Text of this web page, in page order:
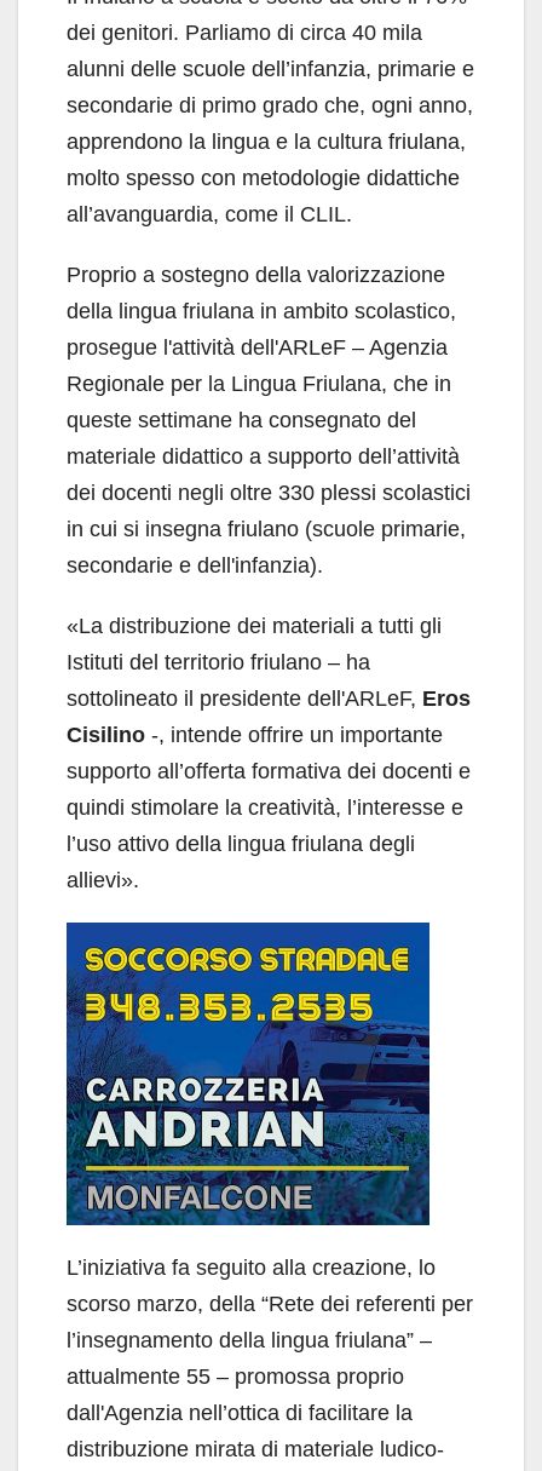
dei genitori. Parliamo di circa 40 mila
alunni delle scuole dell’infanzia, primarie e
secondarie di primo grado che, ogni anno,
apprendono la lingua e la cultura friulana,
molto spesso con metodologie didattiche
all’avanguardia, come il CLIL.
Proprio a sostegno della valorizzazione
della lingua friulana in ambito scolastico,
prosegue l'attività dell'ARLeF – Agenzia
Regionale per la Lingua Friulana, che in
queste settimane ha consegnato del
materiale didattico a supporto dell’attività
dei docenti negli oltre 330 plessi scolastici
in cui si insegna friulano (scuole primarie,
secondarie e dell'infanzia).
«La distribuzione dei materiali a tutti gli
Istituti del territorio friulano – ha
sottolineato il presidente dell'ARLeF, Eros
Cisilino -, intende offrire un importante
supporto all’offerta formativa dei docenti e
quindi stimolare la creatività, l’interesse e
l’uso attivo della lingua friulana degli
allievi».
L’iniziativa fa seguito alla creazione, lo
scorso marzo, della “Rete dei referenti per
l’insegnamento della lingua friulana” –
attualmente 55 – promossa proprio
dall'Agenzia nell’ottica di facilitare la
distribuzione mirata di materiale ludico-